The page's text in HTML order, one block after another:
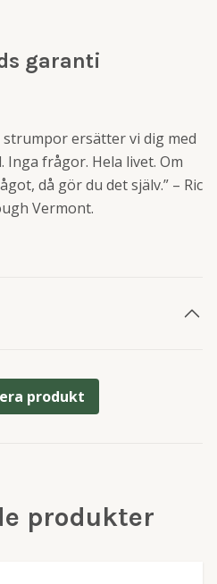
garanti
strumpor ersätter vi dig med
frågor. Hela livet. Om
då gör du det själv.” – Ric
Vermont.
produkt
produkter